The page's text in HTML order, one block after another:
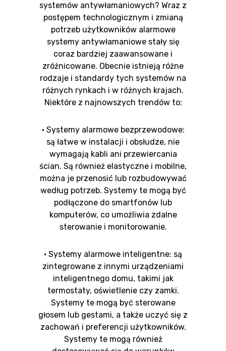
systemów antywłamaniowych? Wraz z
postępem technologicznym i zmianą
potrzeb użytkowników alarmowe
systemy antywłamaniowe stały się
coraz bardziej zaawansowane i
zróżnicowane. Obecnie istnieją różne
rodzaje i standardy tych systemów na
różnych rynkach i w różnych krajach.
Niektóre z najnowszych trendów to:
• Systemy alarmowe bezprzewodowe:
są łatwe w instalacji i obsłudze, nie
wymagają kabli ani przewiercania
ścian. Są również elastyczne i mobilne,
można je przenosić lub rozbudowywać
według potrzeb. Systemy te mogą być
podłączone do smartfonów lub
komputerów, co umożliwia zdalne
sterowanie i monitorowanie.
• Systemy alarmowe inteligentne: są
zintegrowane z innymi urządzeniami
inteligentnego domu, takimi jak
termostaty, oświetlenie czy zamki.
Systemy te mogą być sterowane
głosem lub gestami, a także uczyć się z
zachowań i preferencji użytkowników.
Systemy te mogą również